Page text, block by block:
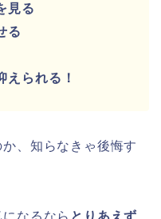
見る
る
えられる！
、知らなきゃ後悔す
なるなら とりあえず